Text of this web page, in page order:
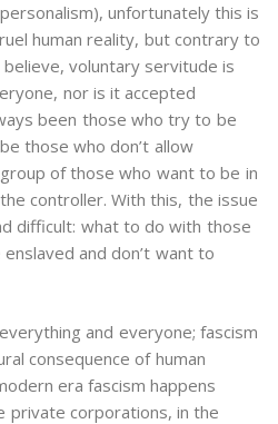
unfortunately this is
human reality, but contrary to
voluntary servitude is
nor is it accepted
been those who try to be
those who don’t allow
of those who want to be in
controller. With this, the issue
difficult: what to do with those
and don’t want to
and everyone; fascism
consequence of human
era fascism happens
private corporations, in the